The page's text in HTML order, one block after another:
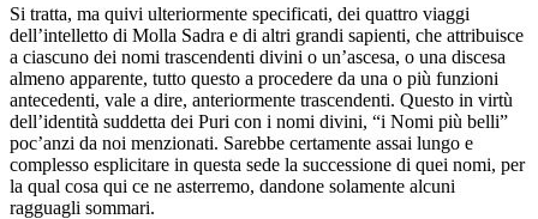
Si tratta, ma quivi ulteriormente specificati, dei quattro viaggi
dell’intelletto di Molla Sadra e di altri grandi sapienti, che attribuisce
a ciascuno dei nomi trascendenti divini o un’ascesa, o una discesa
almeno apparente, tutto questo a procedere da una o più funzioni
antecedenti, vale a dire, anteriormente trascendenti. Questo in virtù
dell’identità suddetta dei Puri con i nomi divini, “i Nomi più belli”
poc’anzi da noi menzionati. Sarebbe certamente assai lungo e
complesso esplicitare in questa sede la successione di quei nomi, per
la qual cosa qui ce ne asterremo, dandone solamente alcuni
ragguagli sommari.